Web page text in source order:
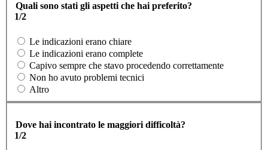
Quali sono stati gli aspetti che hai preferito?
1/2
Le indicazioni erano chiare
Le indicazioni erano complete
Capivo sempre che stavo procedendo correttamente
Non ho avuto problemi tecnici
Altro
Dove hai incontrato le maggiori difficoltà?
1/2